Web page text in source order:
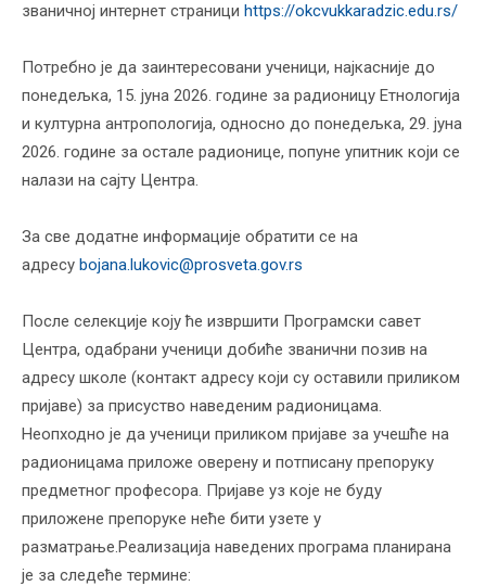
званичној интернет страници https://okcvukkaradzic.edu.rs/
Потребно је да заинтересовани ученици, најкасније до
понедељка, 15. јуна 2026. године за радионицу Етнологија
и културна антропологија, односно до понедељка, 29. јуна
2026. године за остале радионице, попуне упитник који се
налази на сајту Центра.
За све додатне информације обратити се на
адресу bojana.lukovic@prosveta.gov.rs
После селекције коју ће извршити Програмски савет
Центра, одабрани ученици добиће званични позив на
адресу школе (контакт адресу који су оставили приликом
пријаве) за присуство наведеним радионицама.
Неопходно је да ученици приликом пријаве за учешће на
радионицама приложе оверену и потписану препоруку
предметног професора. Пријаве уз које не буду
приложене препоруке неће бити узете у
разматрање.Реализација наведених програма планирана
је за следеће термине: